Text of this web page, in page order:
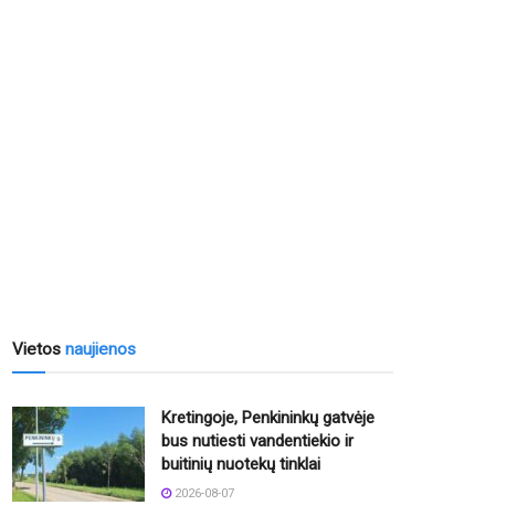
Vietos naujienos
Kretingoje, Penkininkų gatvėje
bus nutiesti vandentiekio ir
buitinių nuotekų tinklai
2026-08-07